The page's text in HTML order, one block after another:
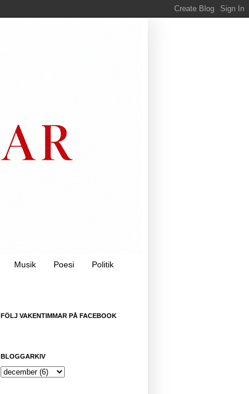
Musik Poesi Politik
FÖLJ VAKENTIMMAR PÅ FACEBOOK
BLOGGARKIV